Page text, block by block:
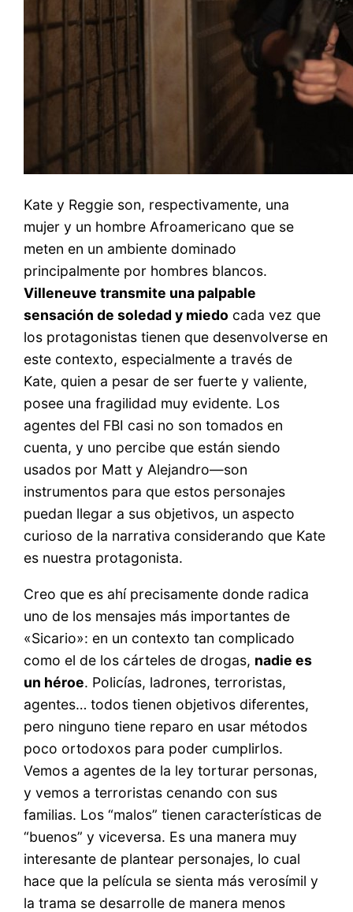
Kate y Reggie son, respectivamente, una
mujer y un hombre Afroamericano que se
meten en un ambiente dominado
principalmente por hombres blancos.
Villeneuve transmite una palpable
sensación de soledad y miedo cada vez que
los protagonistas tienen que desenvolverse en
este contexto, especialmente a través de
Kate, quien a pesar de ser fuerte y valiente,
posee una fragilidad muy evidente. Los
agentes del FBI casi no son tomados en
cuenta, y uno percibe que están siendo
usados por Matt y Alejandro—son
instrumentos para que estos personajes
puedan llegar a sus objetivos, un aspecto
curioso de la narrativa considerando que Kate
es nuestra protagonista.
Creo que es ahí precisamente donde radica
uno de los mensajes más importantes de
«Sicario»: en un contexto tan complicado
como el de los cárteles de drogas, nadie es
un héroe. Policías, ladrones, terroristas,
agentes… todos tienen objetivos diferentes,
pero ninguno tiene reparo en usar métodos
poco ortodoxos para poder cumplirlos.
Vemos a agentes de la ley torturar personas,
y vemos a terroristas cenando con sus
familias. Los “malos” tienen características de
“buenos” y viceversa. Es una manera muy
interesante de plantear personajes, lo cual
hace que la película se sienta más verosímil y
la trama se desarrolle de manera menos